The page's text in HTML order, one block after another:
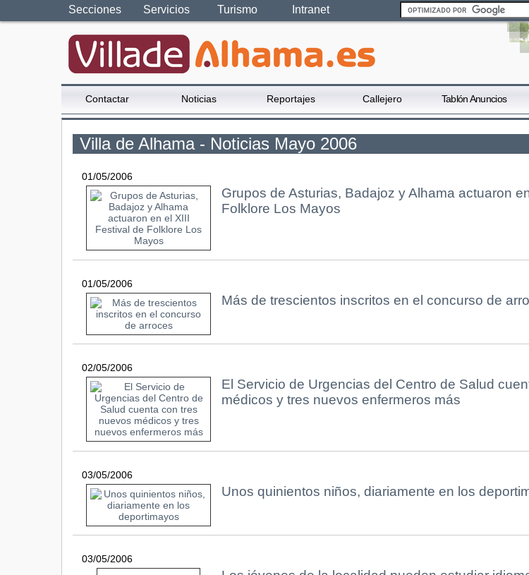
Secciones Servicios Turismo Intranet
Contactar Noticias Reportajes Callejero Tablón Anuncios
Villa de Alhama - Noticias Mayo 2006
01/05/2006
Grupos de Asturias, Badajoz y Alhama actuaron
Folklore Los Mayos
01/05/2006
Más de trescientos inscritos en el concurso de
02/05/2006
El Servicio de Urgencias del Centro de Salud
médicos y tres nuevos enfermeros más
03/05/2006
Unos quinientos niños, diariamente en los
03/05/2006